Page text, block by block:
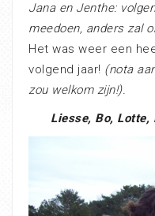
Jana en Jenthe:
meedoen, anders zal
Het was weer een
volgend jaar! (nota
zou welkom zijn!).
Liesse, Bo, Lotte,